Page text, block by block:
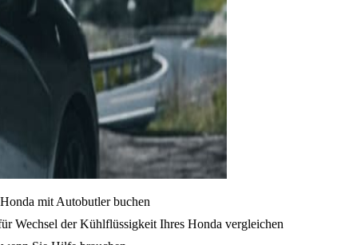
mit Autobutler buchen
Wechsel der Kühlflüssigkeit Ihres Honda vergleichen